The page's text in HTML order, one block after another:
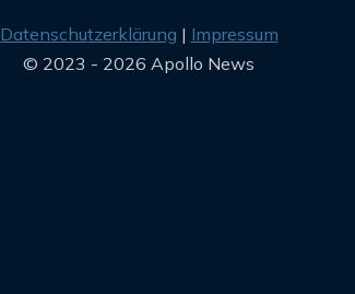
Datenschutzerklärung
Impressum
© 2023 - 2026 Apollo News